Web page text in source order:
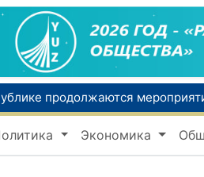
Экономика